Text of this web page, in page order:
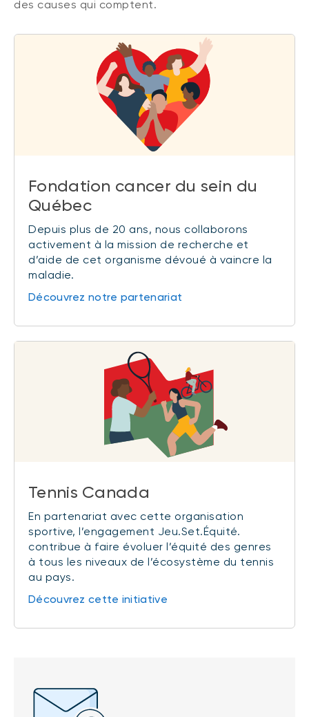
des causes qui comptent.
Fondation cancer du sein du
Québec
Depuis plus de 20 ans, nous collaborons
activement à la mission de recherche et
d’aide de cet organisme dévoué à vaincre la
maladie.
Découvrez notre partenariat
Tennis Canada
En partenariat avec cette organisation
sportive, l’engagement Jeu.Set.Équité.
contribue à faire évoluer l’équité des genres
à tous les niveaux de l’écosystème du tennis
au pays.
Découvrez cette initiative